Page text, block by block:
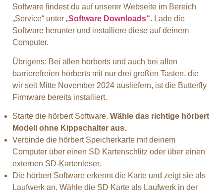
Software findest du auf unserer Webseite im Bereich
„Service“ unter „Software Downloads“. Lade die
Software herunter und installiere diese auf deinem
Computer.
Übrigens: Bei allen hörberts und auch bei allen
barrierefreien hörberts mit nur drei großen Tasten, die
wir seit Mitte November 2024 ausliefern, ist die Butterfly
Firmware bereits installiert.
Starte die hörbert Software. Wähle das richtige hörbert
Modell ohne Kippschalter aus.
Verbinde die hörbert Speicherkarte mit deinem
Computer über einen SD Kartenschlitz oder über einen
externen SD-Kartenleser.
Die hörbert Software erkennt die Karte und zeigt sie als
Laufwerk an. Wähle die SD Karte als Laufwerk in der